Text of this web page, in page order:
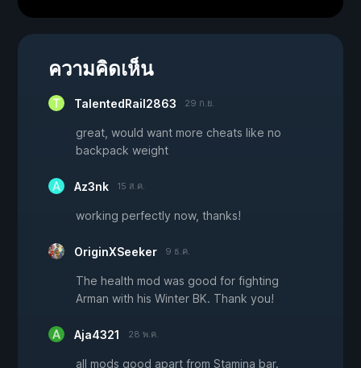
ความคิดเห็น
TalentedRail2863 29 ก.ย.
great, would want more cheats like no
backpack weight
Az3nk 15 ส.ค.
working perfectly now, thanks!
OriginXSeeker 9 ธ.ค.
The health mod was good for fighting
Arman with his Winter BK. Thank you!
Aja4321 28 พ.ค.
all mods good apart from Stamina bar.